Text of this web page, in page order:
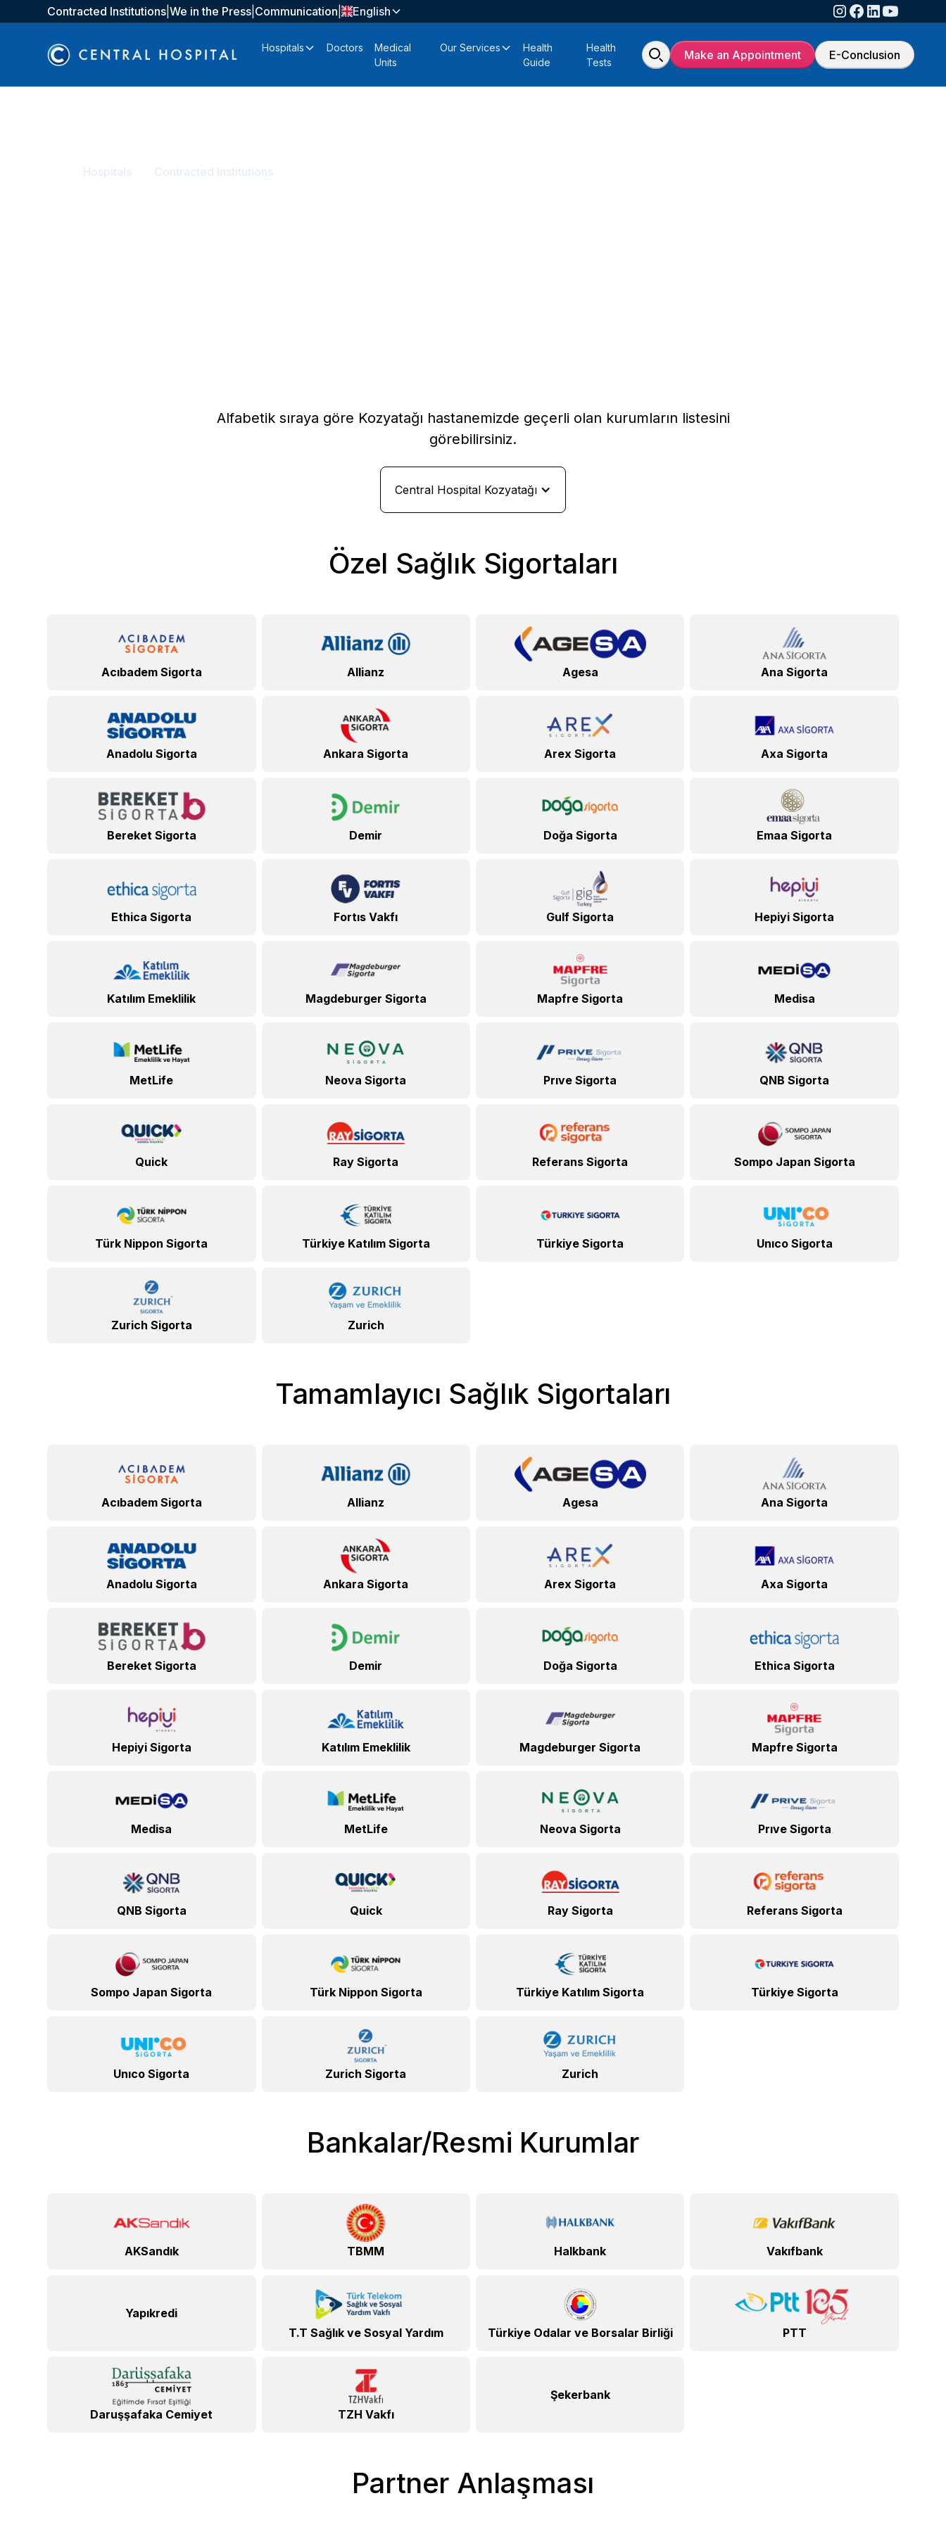
Contracted Institutions |We in the Press Communication | English
Hospitals Doctors
Medical
Units
Our Services
Health
Guide
Health
Tests
Make an Appointment E-Conclusion
Hospitals Contracted Institutions
Alfabetik sıraya göre Kozyatağı hastanemizde geçerli olan kurumların listesini
görebilirsiniz.
Central Hospital Kozyatağı
Özel Sağlık Sigortaları
Acıbadem Sigorta Allianz Agesa Ana Sigorta
Anadolu Sigorta Ankara Sigorta Arex Sigorta Axa Sigorta
Bereket Sigorta Demir Doğa Sigorta Emaa Sigorta
Ethica Sigorta Fortıs Vakfı Gulf Sigorta Hepiyi Sigorta
Katılım Emeklilik Magdeburger Sigorta Mapfre Sigorta Medisa
MetLife Neova Sigorta Prıve Sigorta QNB Sigorta
Quick Ray Sigorta Referans Sigorta Sompo Japan Sigorta
Türk Nippon Sigorta Türkiye Katılım Sigorta Türkiye Sigorta Unıco Sigorta
Zurich Sigorta Zurich
Tamamlayıcı Sağlık Sigortaları
Acıbadem Sigorta Allianz Agesa Ana Sigorta
Anadolu Sigorta Ankara Sigorta Arex Sigorta Axa Sigorta
Bereket Sigorta Demir Doğa Sigorta Ethica Sigorta
Hepiyi Sigorta Katılım Emeklilik Magdeburger Sigorta Mapfre Sigorta
Medisa MetLife Neova Sigorta Prıve Sigorta
QNB Sigorta Quick Ray Sigorta Referans Sigorta
Sompo Japan Sigorta Türk Nippon Sigorta Türkiye Katılım Sigorta Türkiye Sigorta
Unıco Sigorta Zurich Sigorta Zurich
Bankalar/Resmi Kurumlar
AKSandık TBMM Halkbank Vakıfbank
Yapıkredi
T.T Sağlık ve Sosyal Yardım
Türkiye Odalar ve Borsalar Birliği PTT
Daruşşafaka Cemiyet TZH Vakfı
Şekerbank
Partner Anlaşması